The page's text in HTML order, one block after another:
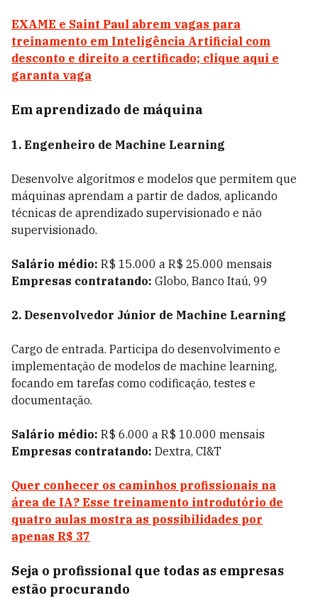
EXAME e Saint Paul abrem vagas para
treinamento em Inteligência Artificial com
desconto e direito a certificado; clique aqui e
garanta vaga
Em aprendizado de máquina
1. Engenheiro de Machine Learning
Desenvolve algoritmos e modelos que permitem que
máquinas aprendam a partir de dados, aplicando
técnicas de aprendizado supervisionado e não
supervisionado.
Salário médio: R$ 15.000 a R$ 25.000 mensais
Empresas contratando: Globo, Banco Itaú, 99
2. Desenvolvedor Júnior de Machine Learning
Cargo de entrada. Participa do desenvolvimento e
implementação de modelos de machine learning,
focando em tarefas como codificação, testes e
documentação.
Salário médio: R$ 6.000 a R$ 10.000 mensais
Empresas contratando: Dextra, CI&T
Quer conhecer os caminhos profissionais na
área de IA? Esse treinamento introdutório de
quatro aulas mostra as possibilidades por
apenas R$ 37
Seja o profissional que todas as empresas
estão procurando